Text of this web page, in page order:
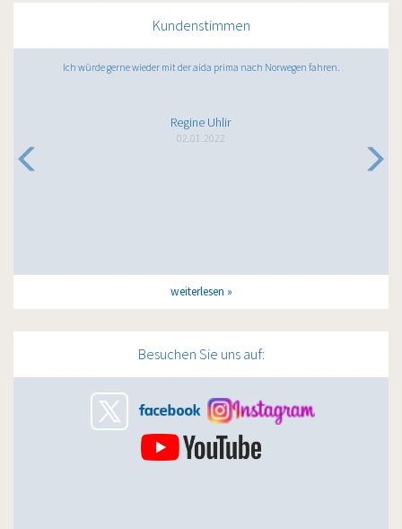
Kundenstimmen
Ich würde gerne wieder mit der aida prima nach Norwegen fahren.
Regine Uhlir
02.01.2022
weiterlesen
Besuchen Sie uns auf: